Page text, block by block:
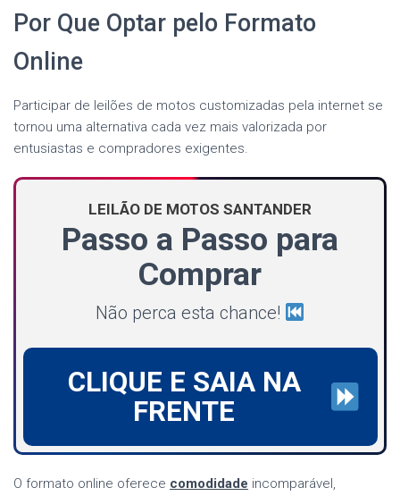
Por Que Optar pelo Formato
Online
Participar de leilões de motos customizadas pela internet se
tornou uma alternativa cada vez mais valorizada por
entusiastas e compradores exigentes.
LEILÃO DE MOTOS SANTANDER
Passo a Passo para
Comprar
Não perca esta chance!
CLIQUE E SAIA NA
FRENTE
O formato online oferece comodidade incomparável,